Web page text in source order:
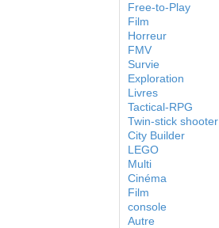
Free-to-Play
Film
Horreur
FMV
Survie
Exploration
Livres
Tactical-RPG
Twin-stick shooter
City Builder
LEGO
Multi
Cinéma
Film
console
Autre